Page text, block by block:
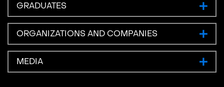
GRADUATES
ORGANIZATIONS AND COMPANIES
MEDIA